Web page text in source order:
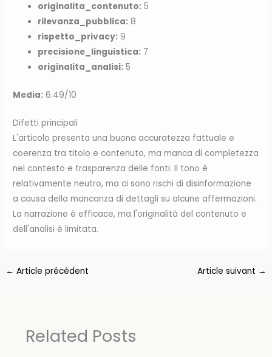
originalita_contenuto: 5
rilevanza_pubblica: 8
rispetto_privacy: 9
precisione_linguistica: 7
originalita_analisi: 5
Media: 6.49/10
Difetti principali
L'articolo presenta una buona accuratezza fattuale e
coerenza tra titolo e contenuto, ma manca di completezza
nel contesto e trasparenza delle fonti. Il tono è
relativamente neutro, ma ci sono rischi di disinformazione
a causa della mancanza di dettagli su alcune affermazioni.
La narrazione è efficace, ma l'originalità del contenuto e
dell'analisi è limitata.
← Article précédent Article suivant →
Related Posts